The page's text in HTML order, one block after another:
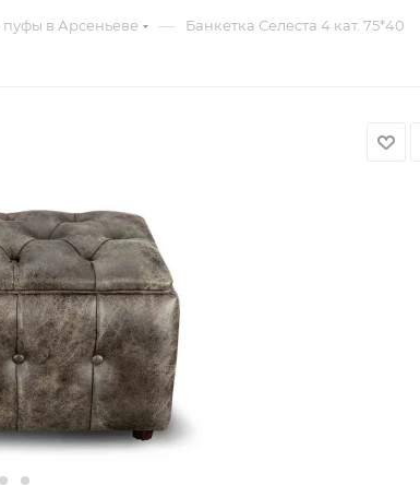
пуфы в Арсеньеве — Банкетка Селеста 4 кат. 75*40